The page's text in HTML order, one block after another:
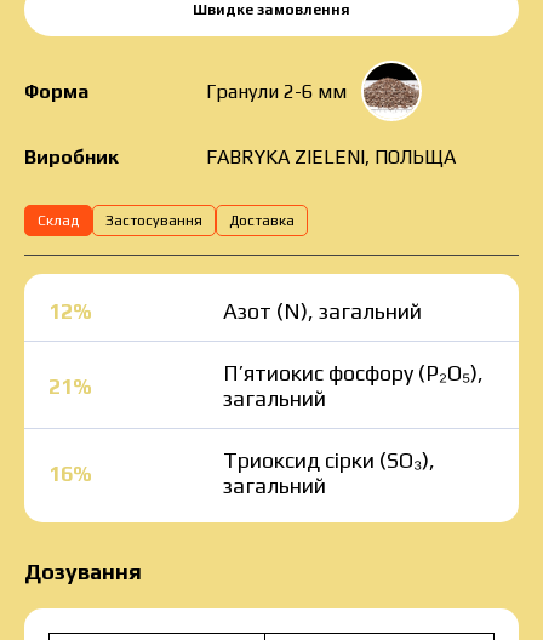
Швидке замовлення
Форма Гранули 2-6 мм
Виробник FABRYKA ZIELENI, ПОЛЬЩА
Склад Застосування Доставка
12% Азот (N), загальний
21%
П’ятиокис фосфору (P₂O₅),
загальний
16%
Триоксид сірки (SO₃),
загальний
Дозування